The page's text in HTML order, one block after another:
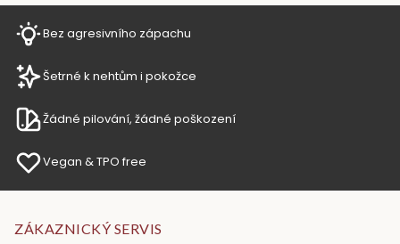
Bez agresivního zápachu
Šetrné k nehtům i pokožce
Žádné pilování, žádné poškození
Vegan & TPO free
ZÁKAZNICKÝ SERVIS